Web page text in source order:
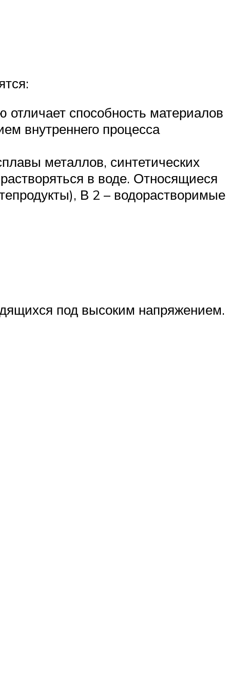
способность материалов
внутреннего процесса
металлов, синтетических
в воде. Относящиеся
В 2 – водорастворимые
под высоким напряжением.